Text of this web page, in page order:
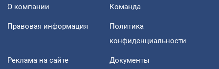
О компании Команда
Правовая информация
Политика
конфиденциальности
Реклама на сайте Документы